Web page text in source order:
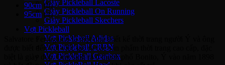
Giày Pickleball Lacoste
Giày Pickleball On Running
Giày Pickleball Skechers
Vợt Pickleball
Vợt Pickleball Adidas
Vợt Pickleball CRBN
Vợt PickleBall Gearbox
90cm (8)
95cm (4)
Salvatore Ferragamo là một nhà thiết kế thời trang người Ý và ông
được biết đến với việc tạo ra các sản phẩm thời trang cao cấp, đặc
biệt là giày dép. Ông sinh ra ở thành phố Bonito, Ý vào năm 1898